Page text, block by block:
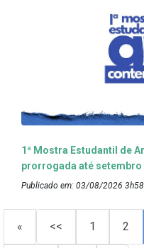
1ª Mostra Estudantil de
prorrogada até setembro
Publicado em: 03/08/2026 3h58
« << 1 2